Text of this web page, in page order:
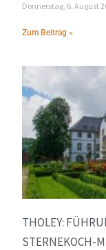
Donnerstag, 6. August
Zum Beitrag »
THOLEY:
STERNEKOCH-